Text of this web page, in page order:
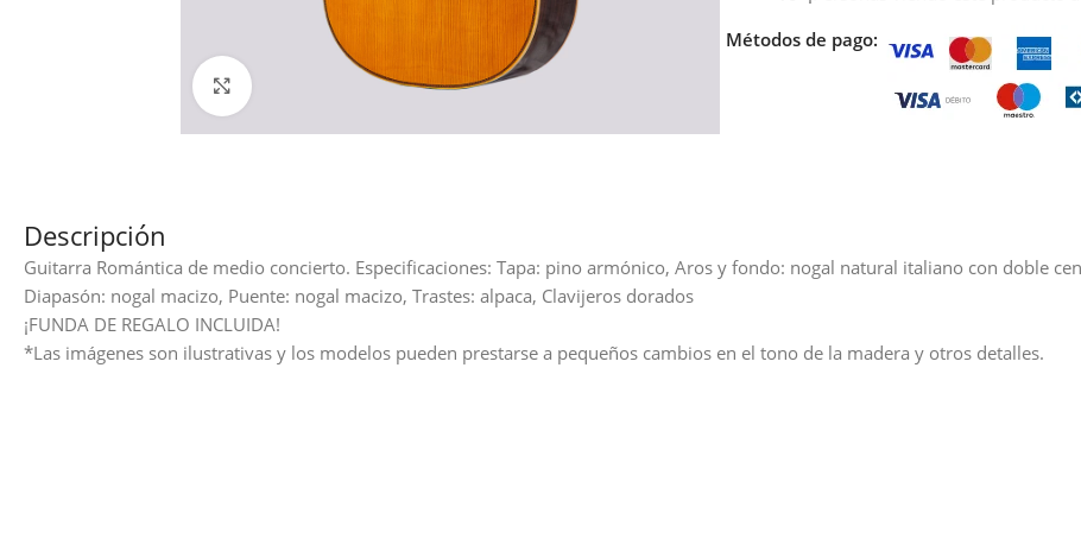
Haga clic para ampliar
Métodos de pago:
Descripción
Guitarra Romántica de medio concierto. Especificaciones: Tapa: pino armónico, Aros y fondo: nogal natural italiano con doble
Diapasón: nogal macizo, Puente: nogal macizo, Trastes: alpaca, Clavijeros dorados
¡FUNDA DE REGALO INCLUIDA!
*Las imágenes son ilustrativas y los modelos pueden prestarse a pequeños cambios en el tono de la madera y otros detalles.